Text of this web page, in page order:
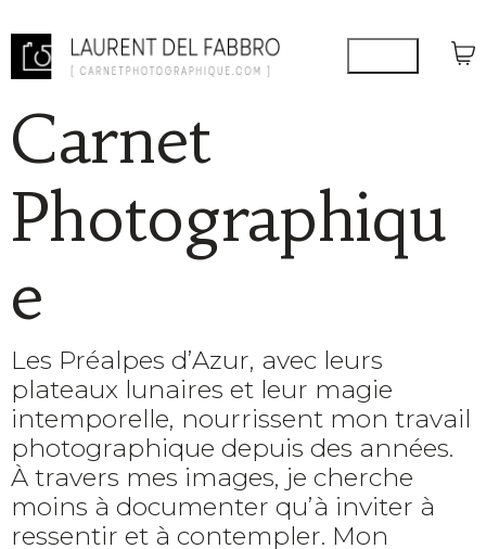
Carnet
Photographiqu
e
Les Préalpes d’Azur, avec leurs
plateaux lunaires et leur magie
intemporelle, nourrissent mon travail
photographique depuis des années.
À travers mes images, je cherche
moins à documenter qu’à inviter à
ressentir et à contempler. Mon